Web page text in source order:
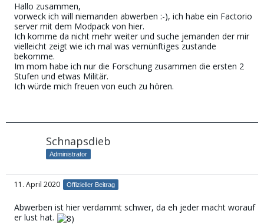
Hallo zusammen,
vorweck ich will niemanden abwerben :-), ich habe ein Factorio
server mit dem Modpack von hier.
Ich komme da nicht mehr weiter und suche jemanden der mir
vielleicht zeigt wie ich mal was vernünftiges zustande
bekomme.
Im mom habe ich nur die Forschung zusammen die ersten 2
Stufen und etwas Militär.
Ich würde mich freuen von euch zu hören.
Schnapsdieb
Administrator
11. April 2020 Offizieller Beitrag
Abwerben ist hier verdammt schwer, da eh jeder macht worauf
er lust hat.